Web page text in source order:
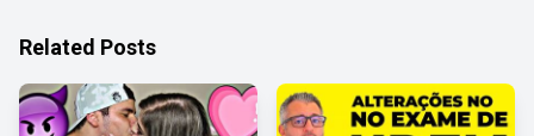
Related Posts